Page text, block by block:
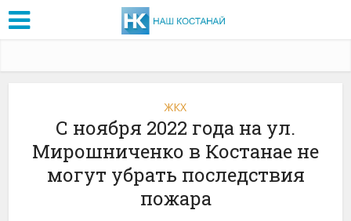
ЖКХ
С ноября 2022 года на ул.
Мирошниченко в Костанае не
могут убрать последствия
пожара